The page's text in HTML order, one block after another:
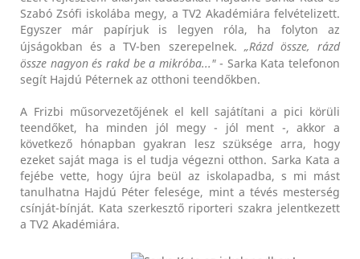
Szabó Zsófi iskolába megy, a TV2 Akadémiára felvételizett.
Egyszer már papírjuk is legyen róla, ha folyton az
újságokban és a TV-ben szerepelnek.„Rázd össze, rázd
össze nagyon és rakd be a mikróba..."- Sarka Kata telefonon
segít Hajdú Péternek az otthoni teendőkben.
A Frizbi műsorvezetőjének el kell sajátítani a pici körüli
teendőket, ha minden jól megy - jól ment -, akkor a
következő hónapban gyakran lesz szüksége arra, hogy
ezeket saját maga is el tudja végezni otthon. Sarka Kata a
fejébe vette, hogy újra beül az iskolapadba, s mi mást
tanulhatna Hajdú Péter felesége, mint a tévés mesterség
csínját-bínját. Kata szerkesztő riporteri szakra jelentkezett
a TV2 Akadémiára.